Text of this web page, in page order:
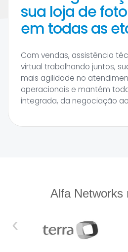
sua loja de
em todas as
Com vendas, assistência
virtual trabalhando juntos,
mais agilidade no
operacionais e mantém
integrada, da negociação
Alfa Networks
‹